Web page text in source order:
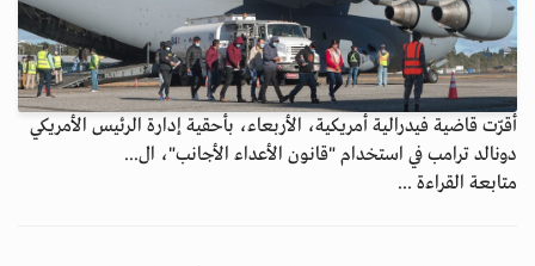
أقرّت قاضية فيدرالية أمريكية، الأربعاء، بأحقية إدارة الرئيس الأمريكي
دونالد ترامب في استخدام "قانون الأعداء الأجانب"، ال...
متابعة القراءة ...